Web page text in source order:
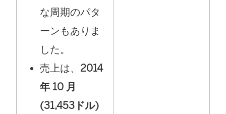
な周期のパタ
ーンもありま
した。
売上は、 2014
年 10 月
(31,453ドル)